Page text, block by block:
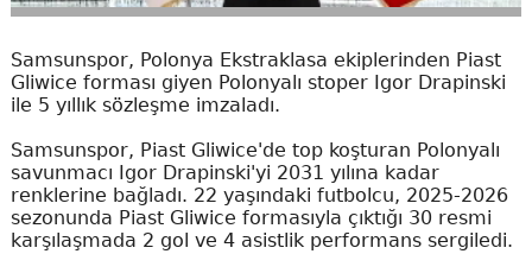
Samsunspor, Polonya Ekstraklasa ekiplerinden Piast
Gliwice forması giyen Polonyalı stoper Igor Drapinski
ile 5 yıllık sözleşme imzaladı.
Samsunspor, Piast Gliwice'de top koşturan Polonyalı
savunmacı Igor Drapinski'yi 2031 yılına kadar
renklerine bağladı. 22 yaşındaki futbolcu, 2025-2026
sezonunda Piast Gliwice formasıyla çıktığı 30 resmi
karşılaşmada 2 gol ve 4 asistlik performans sergiledi.